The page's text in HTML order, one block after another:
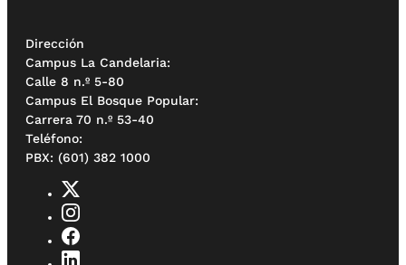
Dirección
Campus La Candelaria:
Calle 8 n.º 5-80
Campus El Bosque Popular:
Carrera 70 n.º 53-40
Teléfono:
PBX: (601) 382 1000